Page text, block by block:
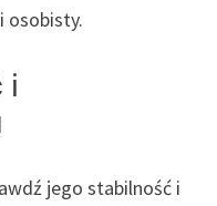
osobisty.
i
jego stabilność i